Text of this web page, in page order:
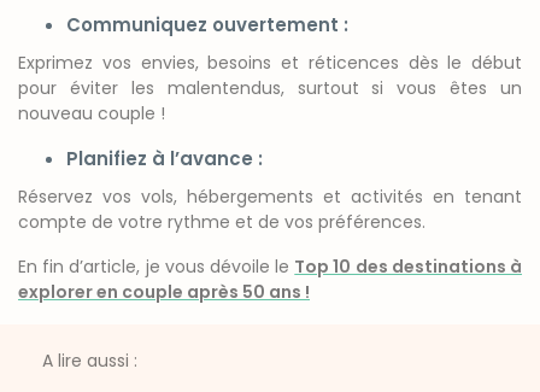
Communiquez ouvertement :
Exprimez vos envies, besoins et réticences dès le début
pour éviter les malentendus, surtout si vous êtes un
nouveau couple !
Planifiez à l’avance :
Réservez vos vols, hébergements et activités en tenant
compte de votre rythme et de vos préférences.
En fin d’article, je vous dévoile le Top 10 des destinations à
explorer en couple après 50 ans !
A lire aussi :